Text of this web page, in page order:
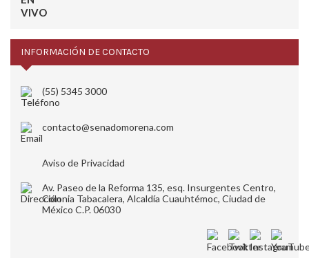
INFORMACIÓN DE CONTACTO
(55) 5345 3000
contacto@senadomorena.com
Aviso de Privacidad
Av. Paseo de la Reforma 135, esq. Insurgentes Centro,
Colonia Tabacalera, Alcaldía Cuauhtémoc, Ciudad de
México C.P. 06030